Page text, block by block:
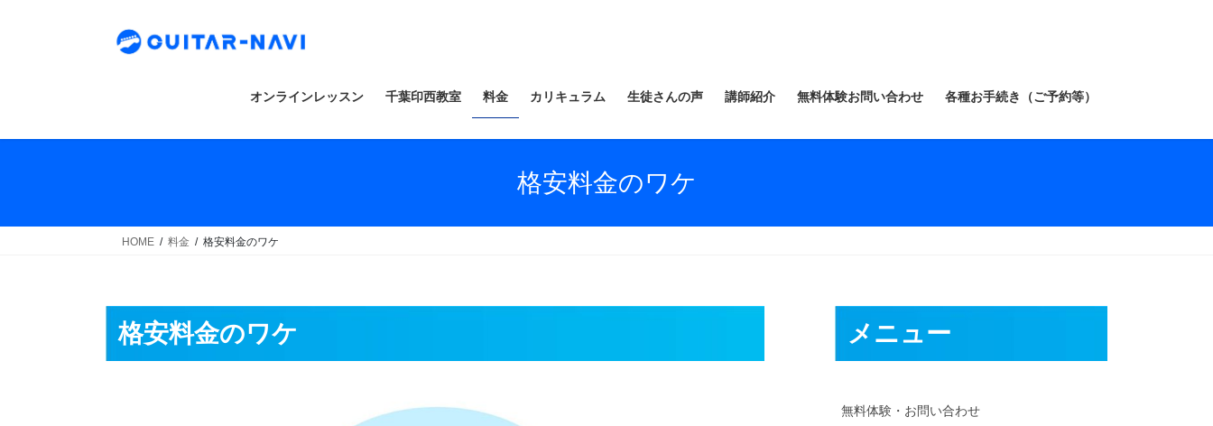
オンラインレッスン 千葉印西教室 料金 カリキュラム 生徒さんの声 講師紹介 無料体験お問い合わせ 各種お手続き（ご予約等）
格安料金のワケ
HOME 料金 格安料金のワケ
格安料金のワケ メニュー
無料体験・お問い合わせ